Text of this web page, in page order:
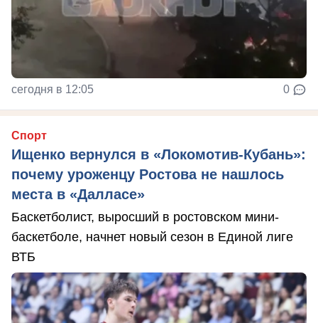
сегодня в 12:05 0
Спорт
Ищенко вернулся в «Локомотив-Кубань»:
почему уроженцу Ростова не нашлось
места в «Далласе»
Баскетболист, выросший в ростовском мини-
баскетболе, начнет новый сезон в Единой лиге
ВТБ